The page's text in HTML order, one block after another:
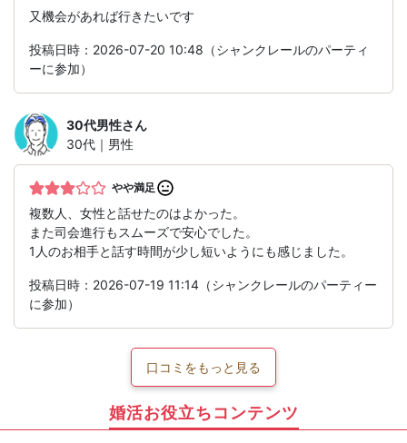
又機会があれば行きたいです
投稿日時：2026-07-20 10:48（シャンクレールのパーティ
ーに参加）
30代男性さん
30代｜男性
やや満足
複数人、女性と話せたのはよかった。
また司会進行もスムーズで安心でした。
1人のお相手と話す時間が少し短いようにも感じました。
投稿日時：2026-07-19 11:14（シャンクレールのパーティー
に参加）
口コミをもっと見る
婚活お役立ちコンテンツ